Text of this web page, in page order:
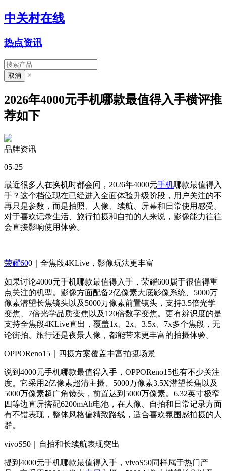
中关村在线
热点资讯
×
2026年4000元手机哪款最值得入手横评推
荐如下
品牌资讯
05-25
最近很多人在换机时都会问，2026年4000元手机哪款最值得入
手？这个档位现在已经进入全面体验升级阶段，用户关注的不
再只是参数，而是拍照、人像、续航、屏幕和日常使用感受。
对于喜欢记录生活、旅行拍摄和自拍的人来说，影像能力往往
会直接影响使用体验。
荣耀600｜全焦段4KLive，影像玩法更丰富
如果讨论4000元手机哪款最值得入手，荣耀600属于很值得重
点关注的机型。影像方面配备2亿像素大底影像系统、5000万
像素潜望长焦镜头以及5000万像素前置镜头，支持3.5倍光学
变焦、7倍光学品质变焦以及120倍数字变焦。更有辨识度的是
支持全焦段4KLive直出，覆盖1x、2x、3.5x、7x多个焦段，无
论街拍、旅行还是夜景人像，都能带来更丰富的拍摄体验。
OPPOReno15｜四摄方案覆盖丰富拍摄场景
说到4000元手机哪款最值得入手，OPPOReno15也有不少关注
度。它采用2亿像素超清主摄、5000万像素3.5X潜望长焦以及
5000万像素超广角镜头，前置达到5000万像素。6.32英寸极窄
四等边直屏搭配6200mAh电池，在人像、自拍和日常记录方面
有不错表现，整体风格偏精致路线，适合喜欢氛围感拍摄的人
群。
vivoS50｜自拍和长续航表现突出
提到4000元手机哪款最值得入手，vivoS50同样属于热门产